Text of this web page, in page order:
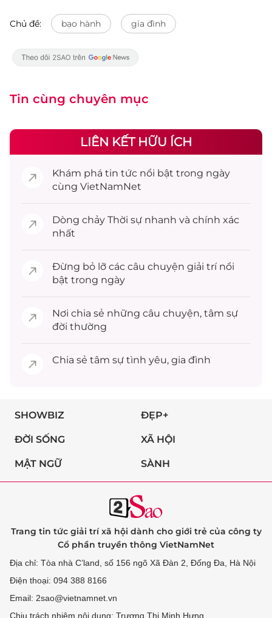
Chủ đề: bạo hành gia đình
Tin cùng chuyên mục
LIÊN KẾT HỮU ÍCH
Khám phá tin tức nổi bật trong ngày
cùng VietNamNet
Dòng chảy Thời sự nhanh và chính xác
nhất
Đừng bỏ lỡ các câu chuyện giải trínổi
bật trong ngày
Nơi chia sẻ những câu chuyện, tâm sự
đời thường
Chia sẻ tâm sự tình yêu, gia đình
SHOWBIZ ĐẸP+
ĐỜI SỐNG XÃ HỘI
MẬT NGỮ SÀNH
Trang tin tức giải trí xã hội dành cho giới trẻ của công ty
Cổ phần truyền thông VietNamNet
Địa chỉ: Tòa nhà C’land, số 156 ngõ Xã Đàn 2, Đống Đa, Hà Nội
Điện thoại: 094 388 8166
Email: 2sao@vietnamnet.vn
Chịu trách nhiệm nội dung: Trương Thị Minh Hưng